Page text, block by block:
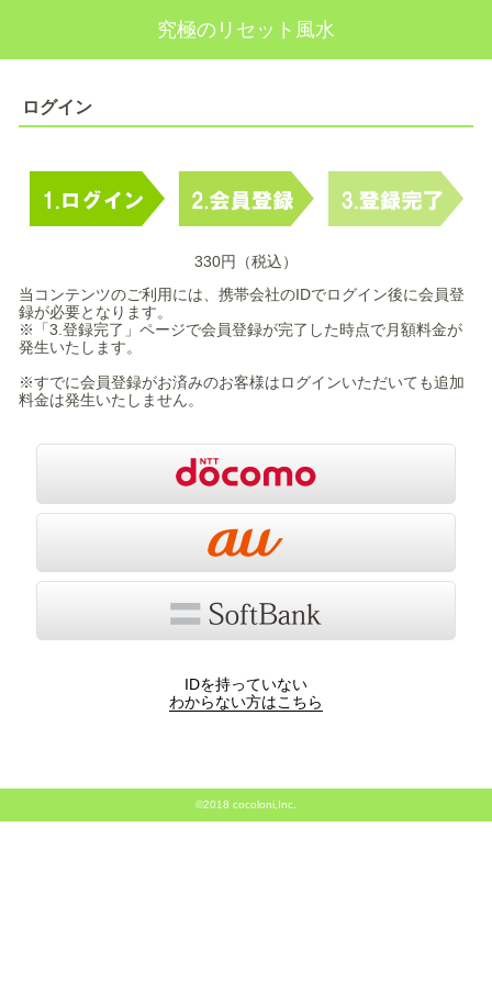
究極のリセット風水
ログイン
330円（税込）
当コンテンツのご利用には、携帯会社のIDでログイン後に会員登
録が必要となります。
※「3.登録完了」ページで会員登録が完了した時点で月額料金が
発生いたします。
※すでに会員登録がお済みのお客様はログインいただいても追加
料金は発生いたしません。
IDを持っていない
わからない方はこちら
©2018 cocoloni,Inc.